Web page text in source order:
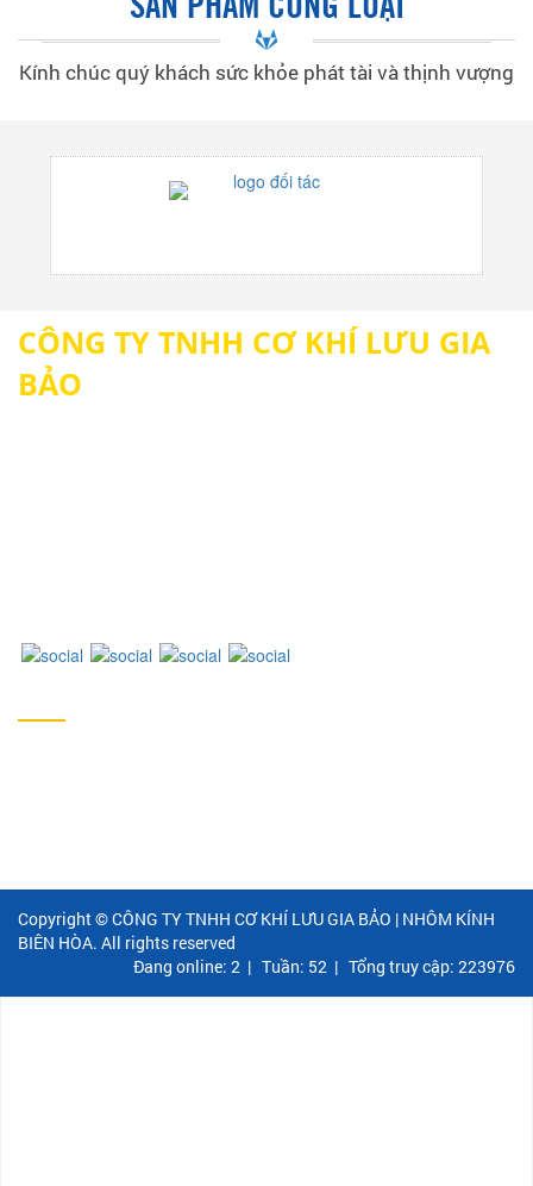
Kính chúc quý khách sức khỏe phát tài và thịnh vượng
CÔNG TY TNHH CƠ KHÍ LƯU GIA
BẢO
Copyright © CÔNG TY TNHH CƠ KHÍ LƯU GIA BẢO | NHÔM KÍNH
BIÊN HÒA. All rights reserved
Đang online: 2 | Tuần: 52 | Tổng truy cập: 223976